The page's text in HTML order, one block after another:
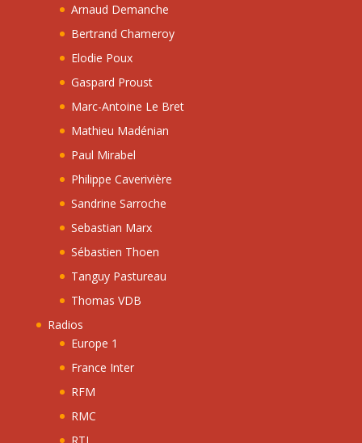
Arnaud Demanche
Bertrand Chameroy
Elodie Poux
Gaspard Proust
Marc-Antoine Le Bret
Mathieu Madénian
Paul Mirabel
Philippe Caverivière
Sandrine Sarroche
Sebastian Marx
Sébastien Thoen
Tanguy Pastureau
Thomas VDB
Radios
Europe 1
France Inter
RFM
RMC